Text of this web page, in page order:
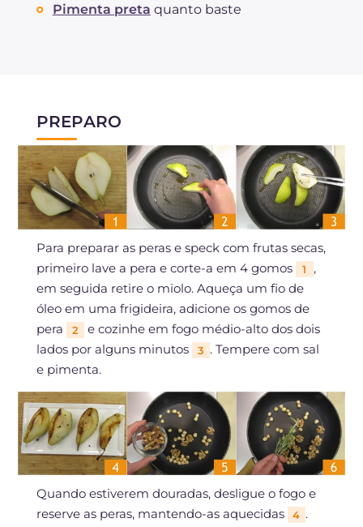
Pimenta preta quanto baste
PREPARO
Para preparar as peras e speck com frutas secas,
primeiro lave a pera e corte-a em 4 gomos
1
,
em seguida retire o miolo. Aqueça um fio de
óleo em uma frigideira, adicione os gomos de
pera
2
e cozinhe em fogo médio-alto dos dois
lados por alguns minutos
3 . Tempere com sal
e pimenta.
Quando estiverem douradas, desligue o fogo e
reserve as peras, mantendo-as aquecidas
4 .